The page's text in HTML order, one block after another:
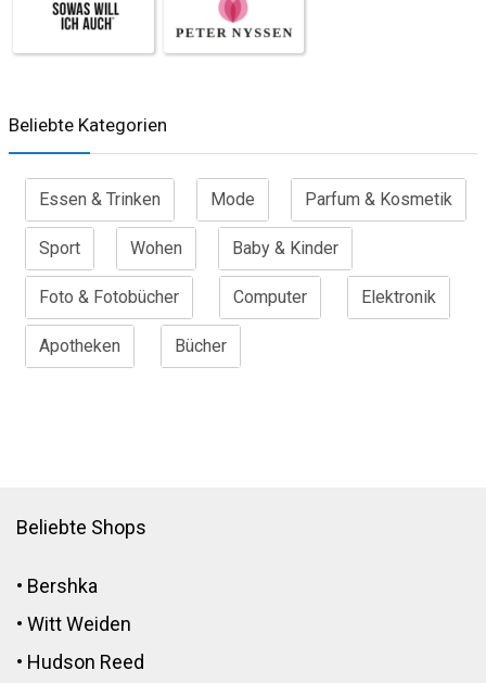
Beliebte Kategorien
Essen & Trinken Mode Parfum & Kosmetik
Sport Wohen Baby & Kinder
Foto & Fotobücher Computer Elektronik
Apotheken Bücher
Beliebte Shops
• Bershka
• Witt Weiden
• Hudson Reed